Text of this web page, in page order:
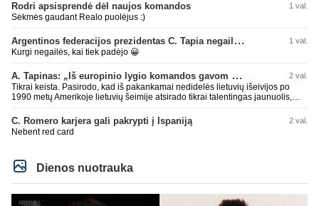
Rodri apsisprendė dėl naujos komandos 1 val.
Sėkmės gaudant Realo puolėjus :)
Argentinos federacijos prezidentas C. Tapia negailėjo pagyrų G. Infantino 1 val.
Kurgi negailės, kai tiek padėjo 😀
A. Tapinas: „Iš europinio lygio komandos gavom gerų pamokų“ 2 val.
Tikrai keista. Pasirodo, kad iš pakankamai nedidelės lietuvių išeivijos po
1990 metų Amerikoje lietuvių šeimije atsirado tikrai talentingas jaunuolis,
fiziškai, kurio nepastumsi kaip Golubicko, t. y. gerai išsilaikantis ant kojų
kovoje, dar ir antrame aukšte neblogai atrodantis, greitai priimantis
dažniausiai teisingus sprendimus, ir dar turintis neblogą greitį. O Lietuvoje
C. Romero karjera gali pakrypti į Ispaniją 2 val.
Nebent red card
Dienos nuotrauka